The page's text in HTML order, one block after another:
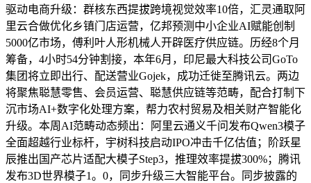
驱动电商升级：群核东西提拔跨境视觉效率10倍，汇灵通取阿
里云合做优化乡镇门店运营，亿邦预测中小企业AI赋能创制
5000亿市场，傅利叶人形机械人开辟医疗供应链。历经8个月
筹备，4小时54分钟割接，本年6月，印尼最大科技公司GoTo
集团将立即出行、配送营业Gojek，成功迁徙至腾讯云。两边
将聚焦聪慧零售、会员运营、聪慧供应链等范畴，配合打制下
沉市场AI+数字化处理方案，帮力农村贸易及相关财产智能化
升级。本周AI范畴动态频出：阿里云通义千问发布Qwen3模子
全面超越行业标杆，宇树科技启动IPO冲击千亿估值；阶跃星
辰推出国产芯片适配大模子Step3，推理效率提拔300%；腾讯
发布3D世界模子1。0，同步升级三大智能平台。同步披露的